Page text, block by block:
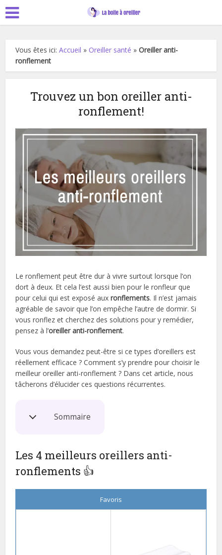
Vous êtes ici:Accueil » Oreiller santé »Oreiller anti-
ronflement
Trouvez un bon oreiller anti-
ronflement!
Le ronflement peut être dur à vivre surtout lorsque l’on
dort à deux. Et cela l’est aussi bien pour le ronfleur que
pour celui qui est exposé auxronflements. Il n’est jamais
agréable de savoir que l’on empêche l’autre de dormir. Si
vous ronflez et cherchez des solutions pour y remédier,
pensez à l’oreiller anti-ronflement.
Vous vous demandez peut-être si ce types d’oreillers est
réellement efficace ? Comment s’y prendre pour choisir le
meilleur oreiller anti-ronflement ? Dans cet article, nous
tâcherons d’élucider ces questions récurrentes.
Sommaire
Les 4 meilleurs oreillers anti-
ronflements 👍
Favoris